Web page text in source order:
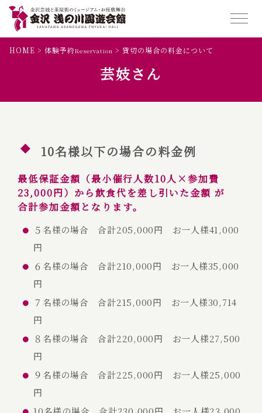
HOME > 体験予約Reservation > 貸切の場合の料金について
芸妓さん
10名様以下の場合の料金例
最低保証金額（最小催行人数10人×参加費
23,000円）から飲食代を差し引いた金額 が
合計参加金額となります。
５名様の場合 合計205,000円 お一人様41,000
円
６名様の場合 合計210,000円 お一人様35,000
円
７名様の場合 合計215,000円 お一人様30,714
円
８名様の場合 合計220,000円 お一人様27,500
円
９名様の場合 合計225,000円 お一人様25,000
円